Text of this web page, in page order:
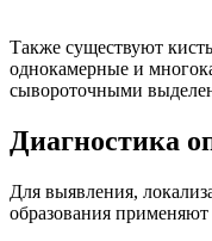
Также существуют
однокамерные и
сывороточными
Диагностика
Для выявления,
образования